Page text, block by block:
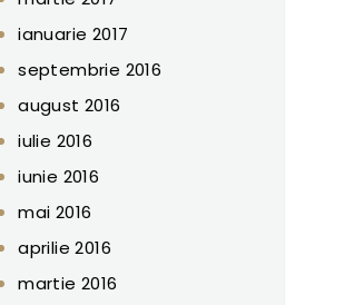
ianuarie 2017
septembrie 2016
august 2016
iulie 2016
iunie 2016
mai 2016
aprilie 2016
martie 2016